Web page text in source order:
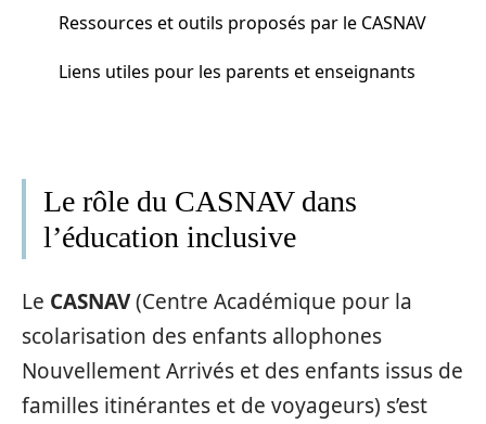
Ressources et outils proposés par le CASNAV
Liens utiles pour les parents et enseignants
Le rôle du CASNAV dans
l’éducation inclusive
Le CASNAV(Centre Académique pour la
scolarisation des enfants allophones
Nouvellement Arrivés et des enfants issus de
familles itinérantes et de voyageurs) s’est